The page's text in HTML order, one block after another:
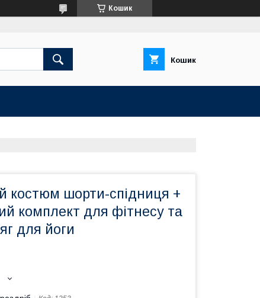
Кошик
Кошик
костюм шорти-спідниця +
комплект для фітнесу та
для йоги